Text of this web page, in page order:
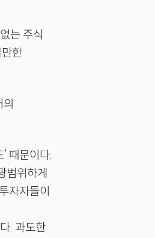
는 주식
한
때문이다.
위하게
자자들이
. 과도한